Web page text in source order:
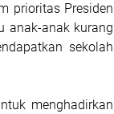
prioritas Presiden
anak-anak kurang
sekolah
menghadirkan